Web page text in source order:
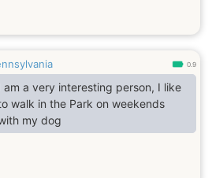
0.9
am a very interesting person, I like
walk in the Park on weekends
my dog